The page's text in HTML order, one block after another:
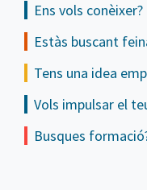
Ens vols conèixer?
Estàs buscant
Tens una idea
Vols impulsar el
Busques